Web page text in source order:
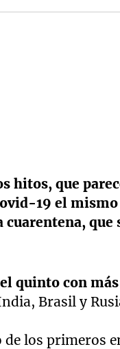
hitos, que
19 el mismo
cuarentena,
el quinto con
Brasil y
los primeros